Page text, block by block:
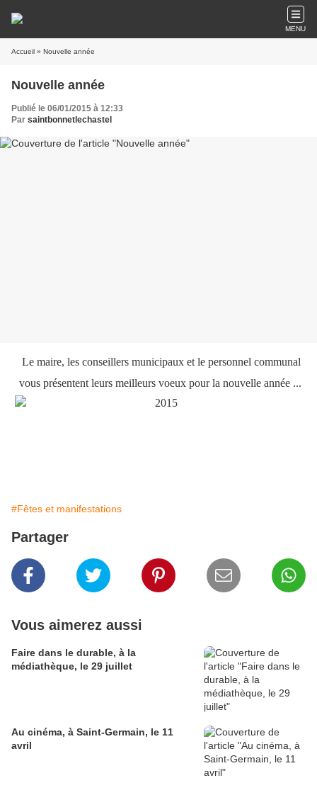
MENU
Accueil » Nouvelle année
Nouvelle année
Publié le 06/01/2015 à 12:33
Par saintbonnetlechastel
Le maire, les conseillers municipaux et le personnel communal
vous présentent leurs meilleurs voeux pour la nouvelle année ...
#Fêtes et manifestations
Partager
Vous aimerez aussi
Faire dans le durable, à la
médiathèque, le 29 juillet
Au cinéma, à Saint-Germain, le 11
avril